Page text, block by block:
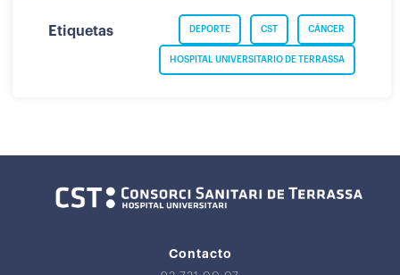
Etiquetas CÁNCER
CST
DEPORTE
HOSPITAL UNIVERSITARIO DE TERRASSA
Contacto